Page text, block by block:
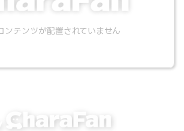
ンテンツが配置されていません